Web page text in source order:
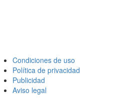
Condiciones de uso
Política de privacidad
Publicidad
Aviso legal